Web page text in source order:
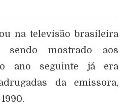
na televisão brasileira
mostrado aos
ano seguinte já era
da emissora,